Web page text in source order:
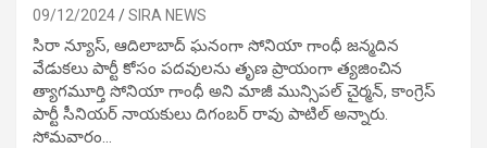
09/12/2024 SIRA NEWS
సిరా న్యూస్, ఆదిలాబాద్ ఘ‌నంగా సోనియా గాంధీ జ‌న్మ‌దిన
వేడుక‌లు పార్టీ కోసం ప‌ద‌వుల‌ను తృణ ప్రాయంగా త్య‌జించిన
త్యాగమూర్తి సోనియా గాంధీ అని మాజీ మున్సిప‌ల్ చైర్మ‌న్, కాంగ్రెస్
పార్టీ సీనియ‌ర్ నాయ‌కులు దిగంబ‌ర్ రావు పాటిల్ అన్నారు.
సోమవారం…